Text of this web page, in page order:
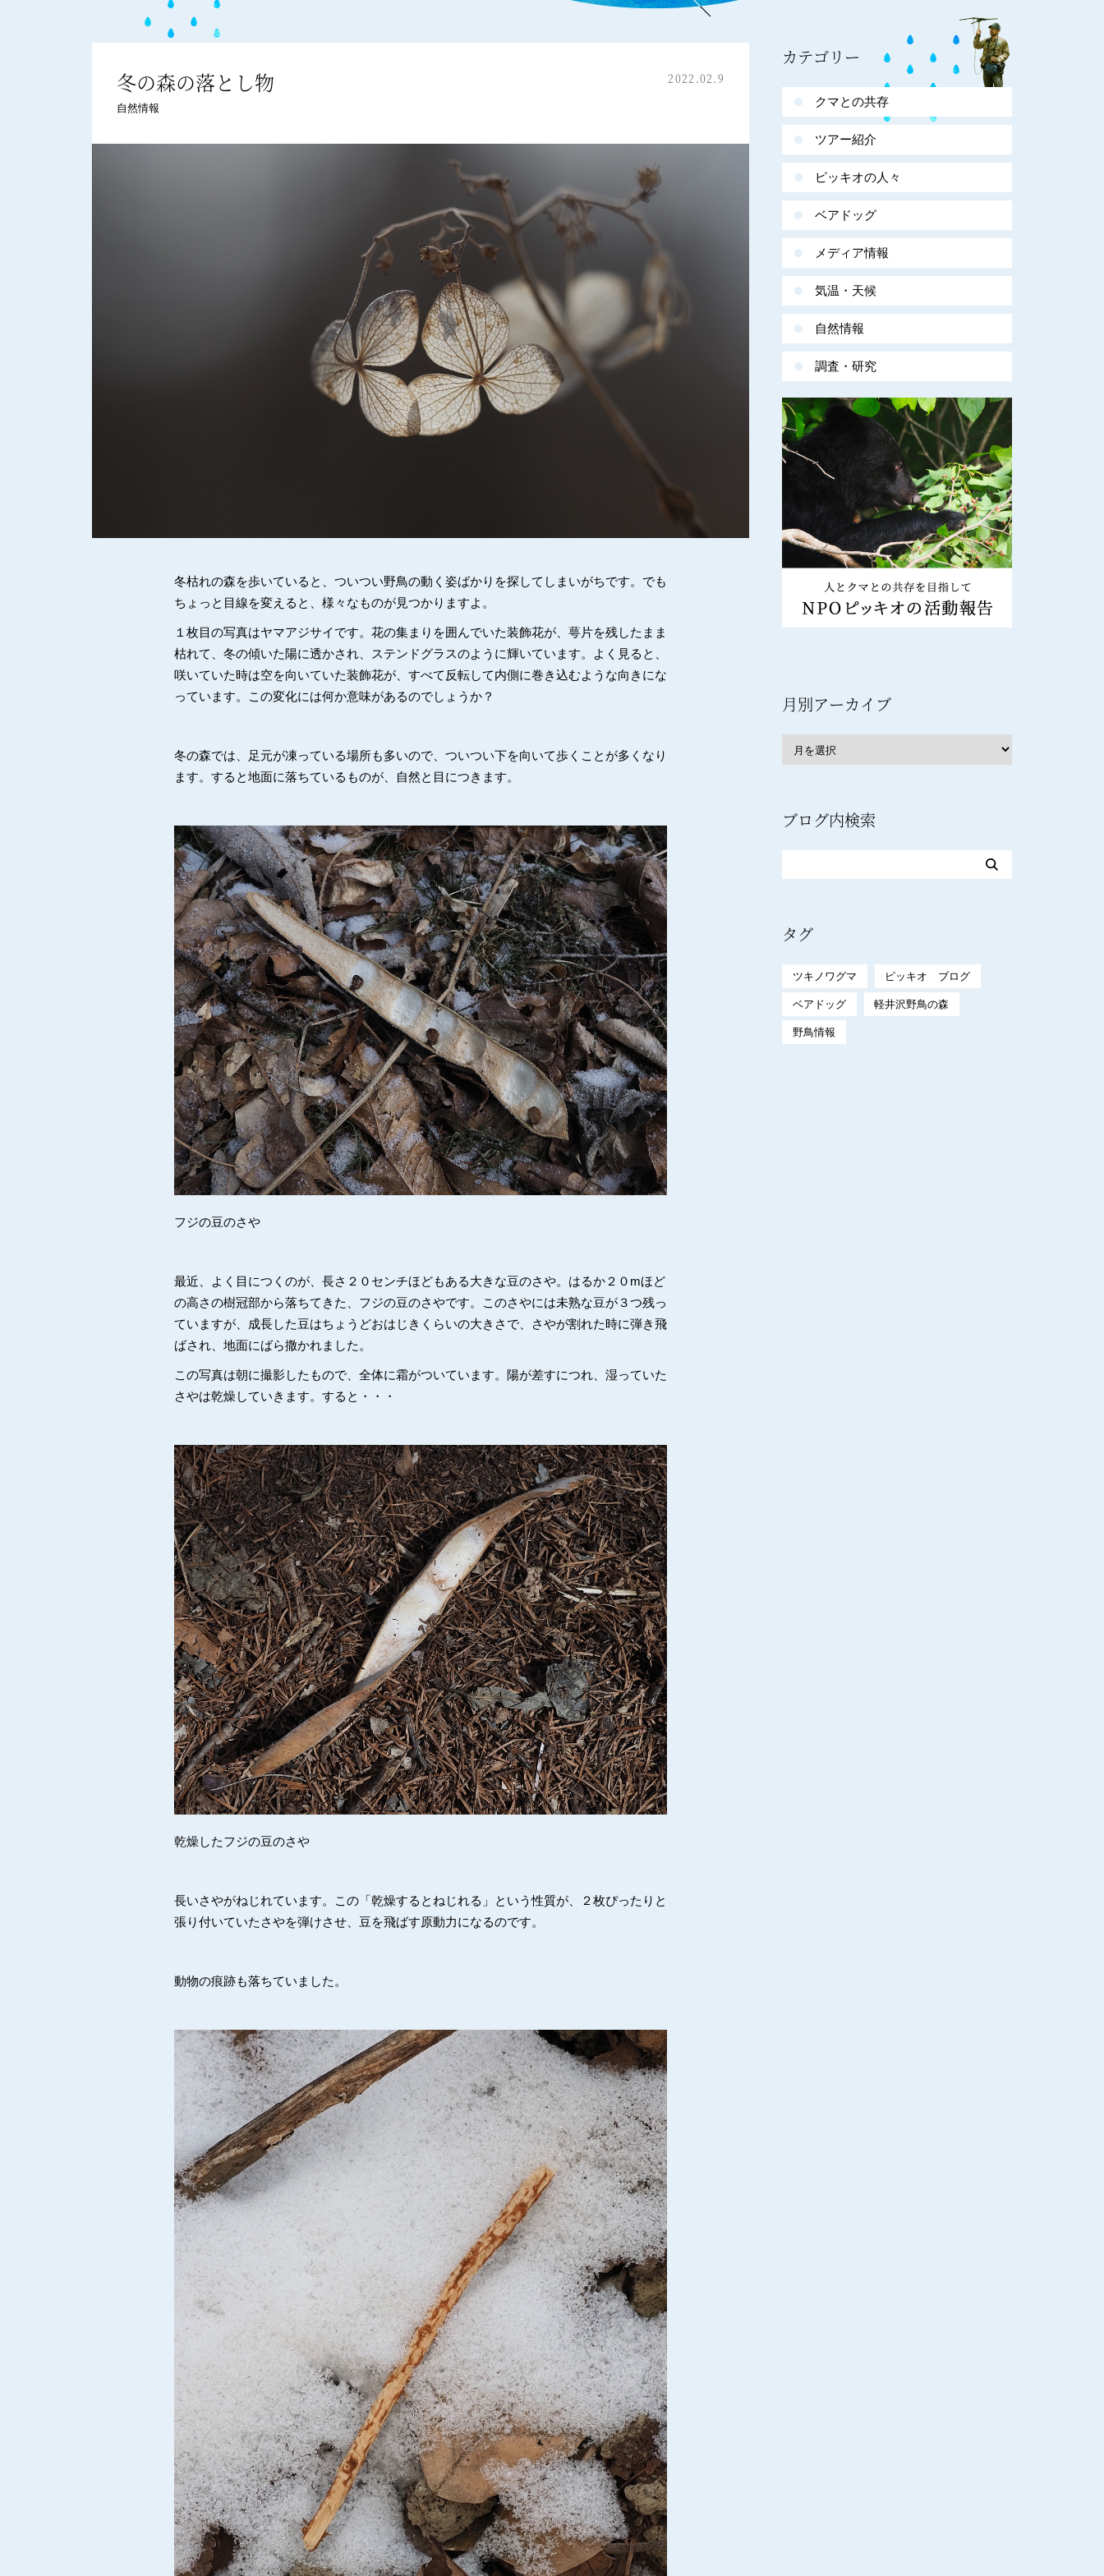
冬の森の落とし物
自然情報
2022.02.9
冬枯れの森を歩いていると、ついつい野鳥の動く姿ばかりを探してしまいがちです。でも
ちょっと目線を変えると、様々なものが見つかりますよ。
１枚目の写真はヤマアジサイです。花の集まりを囲んでいた装飾花が、萼片を残したまま
枯れて、冬の傾いた陽に透かされ、ステンドグラスのように輝いています。よく見ると、
咲いていた時は空を向いていた装飾花が、すべて反転して内側に巻き込むような向きにな
っています。この変化には何か意味があるのでしょうか？
冬の森では、足元が凍っている場所も多いので、ついつい下を向いて歩くことが多くなり
ます。すると地面に落ちているものが、自然と目につきます。
フジの豆のさや
最近、よく目につくのが、長さ２０センチほどもある大きな豆のさや。はるか２０mほど
の高さの樹冠部から落ちてきた、フジの豆のさやです。このさやには未熟な豆が３つ残っ
ていますが、成長した豆はちょうどおはじきくらいの大きさで、さやが割れた時に弾き飛
ばされ、地面にばら撒かれました。
この写真は朝に撮影したもので、全体に霜がついています。陽が差すにつれ、湿っていた
さやは乾燥していきます。すると・・・
乾燥したフジの豆のさや
長いさやがねじれています。この「乾燥するとねじれる」という性質が、２枚ぴったりと
張り付いていたさやを弾けさせ、豆を飛ばす原動力になるのです。
動物の痕跡も落ちていました。
カテゴリー
クマとの共存
ツアー紹介
ピッキオの人々
ベアドッグ
メディア情報
気温・天候
自然情報
調査・研究
月別アーカイブ
ブログ内検索
タグ
ツキノワグマ ピッキオ ブログ
ベアドッグ 軽井沢野鳥の森
野鳥情報